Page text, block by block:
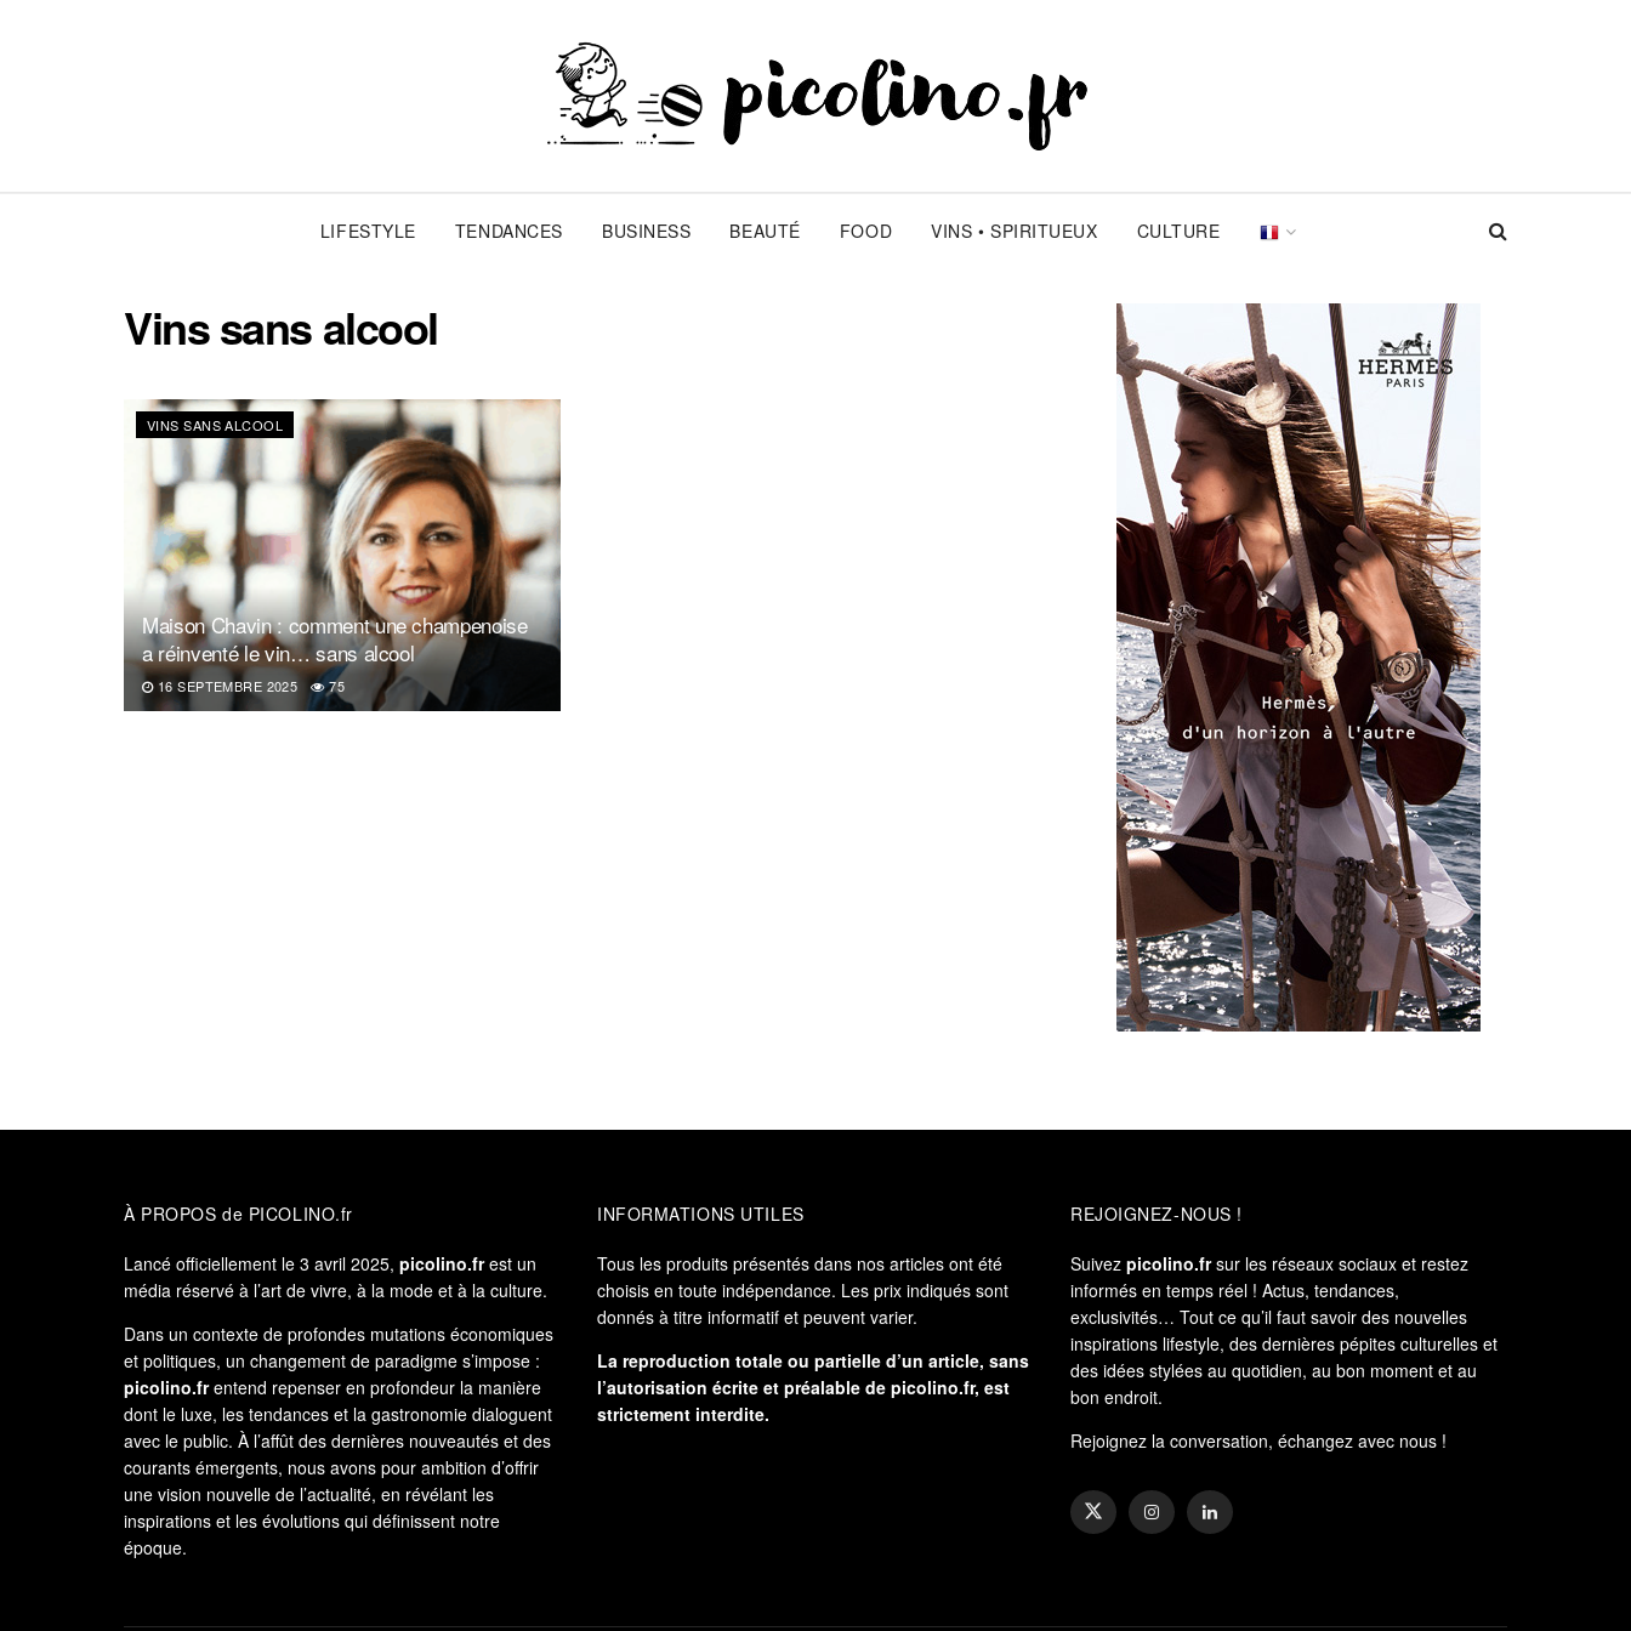
LIFESTYLE TENDANCES BUSINESS BEAUTÉ FOOD VINS • SPIRITUEUX CULTURE
Vins sans alcool
VINS SANS ALCOOL
Maison Chavin : comment une champenoise
a réinventé le vin… sans alcool
16 SEPTEMBRE 2025 75
À PROPOS de PICOLINO.fr
Lancé officiellement le 3 avril 2025, picolino.frest un
média réservé à l’art de vivre, à la mode et à la culture.
Dans un contexte de profondes mutations économiques
et politiques, un changement de paradigme s’impose :
picolino.frentend repenser en profondeur la manière
dont le luxe, les tendances et la gastronomie dialoguent
avec le public. À l’affût des dernières nouveautés et des
courants émergents, nous avons pour ambition d’offrir
une vision nouvelle de l’actualité, en révélant les
inspirations et les évolutions qui définissent notre
époque.
INFORMATIONS UTILES
Tous les produits présentés dans nos articles ont été
choisis en toute indépendance. Les prix indiqués sont
donnés à titre informatif et peuvent varier.
La reproduction totale ou partielle d’un article, sans
l’autorisation écrite et préalable de picolino.fr, est
strictement interdite.
REJOIGNEZ-NOUS !
Suivez picolino.frsur les réseaux sociaux et restez
informés en temps réel ! Actus, tendances,
exclusivités… Tout ce qu’il faut savoir des nouvelles
inspirations lifestyle, des dernières pépites culturelles et
des idées stylées au quotidien, au bon moment et au
bon endroit.
Rejoignez la conversation, échangez avec nous !